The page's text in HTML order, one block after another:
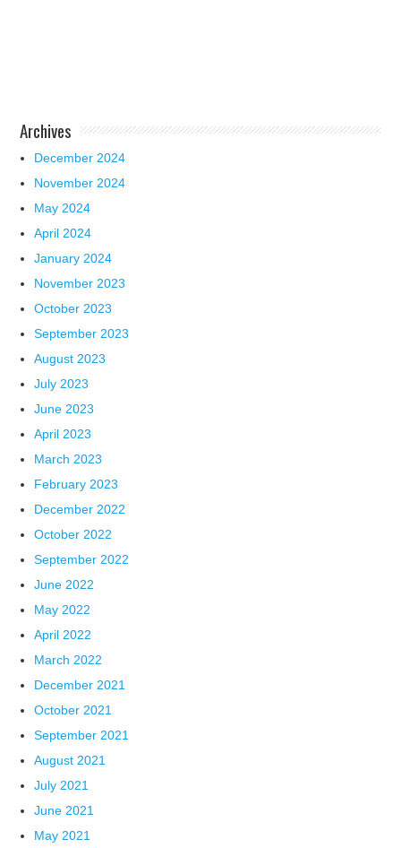
Archives
December 2024
November 2024
May 2024
April 2024
January 2024
November 2023
October 2023
September 2023
August 2023
July 2023
June 2023
April 2023
March 2023
February 2023
December 2022
October 2022
September 2022
June 2022
May 2022
April 2022
March 2022
December 2021
October 2021
September 2021
August 2021
July 2021
June 2021
May 2021